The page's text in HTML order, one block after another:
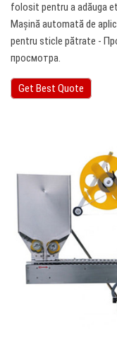
folosit pentru a adăuga
Mașină automată de
pentru sticle pătrate -
просмотра.
Get Best Quote